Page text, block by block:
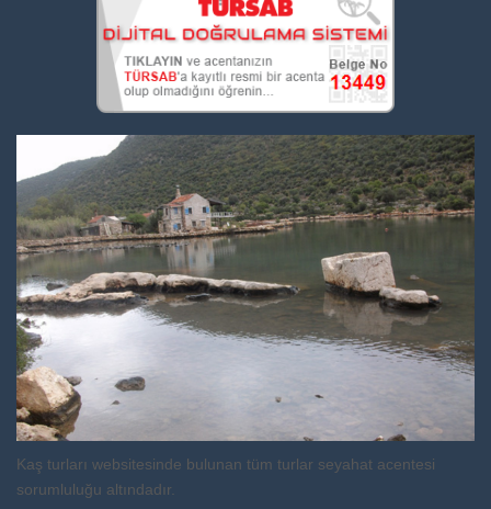
Kaş turları websitesinde bulunan tüm turlar seyahat acentesi
sorumluluğu altındadır.